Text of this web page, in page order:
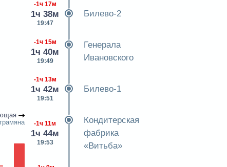
-1ч 17м
1ч 38м
19:47
Билево-2
-1ч 15м
1ч 40м
19:49
Генерала
Ивановского
-1ч 13м
1ч 42м
19:51
Билево-1
-1ч 11м
1ч 44м
19:53
Кондитерская
фабрика
«Витьба»